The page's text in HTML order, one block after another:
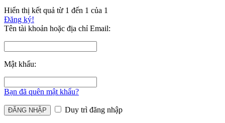
Hiển thị kết quả từ 1 đến 1 của 1
Đăng ký!
Tên tài khoản hoặc địa chỉ Email:
Mật khẩu:
Bạn đã quên mật khẩu?
Duy trì đăng nhập